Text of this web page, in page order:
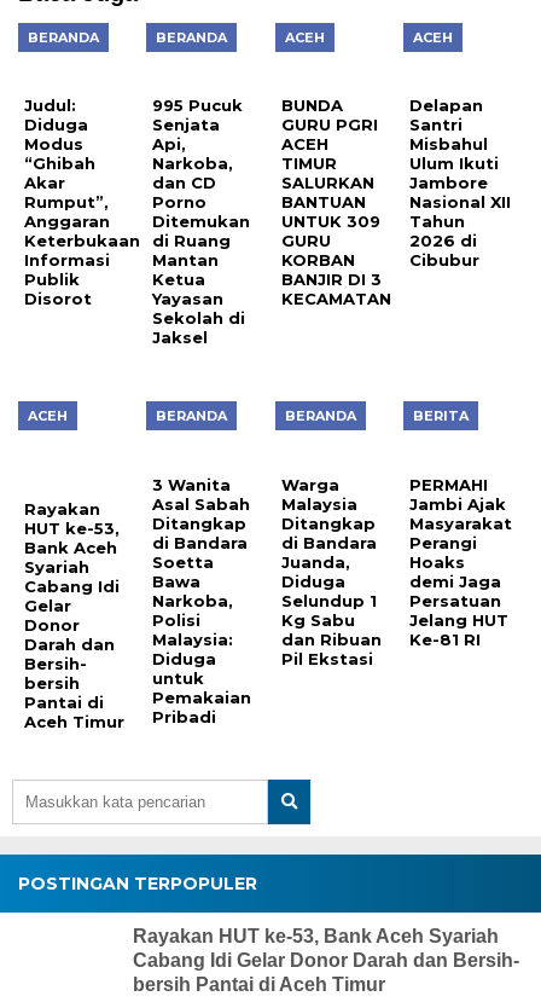
BERANDA
Judul:
Diduga
Modus
“Ghibah
Akar
Rumput”,
Anggaran
Keterbukaan
Informasi
Publik
Disorot
BERANDA
995 Pucuk
Senjata
Api,
Narkoba,
dan CD
Porno
Ditemukan
di Ruang
Mantan
Ketua
Yayasan
Sekolah di
Jaksel
ACEH
BUNDA
GURU PGRI
ACEH
TIMUR
SALURKAN
BANTUAN
UNTUK 309
GURU
KORBAN
BANJIR DI 3
KECAMATAN
ACEH
Delapan
Santri
Misbahul
Ulum Ikuti
Jambore
Nasional XII
Tahun
2026 di
Cibubur
ACEH
Rayakan
HUT ke-53,
Bank Aceh
Syariah
Cabang Idi
Gelar
Donor
Darah dan
Bersih-
bersih
Pantai di
Aceh Timur
BERANDA
3 Wanita
Asal Sabah
Ditangkap
di Bandara
Soetta
Bawa
Narkoba,
Polisi
Malaysia:
Diduga
untuk
Pemakaian
Pribadi
BERANDA
Warga
Malaysia
Ditangkap
di Bandara
Juanda,
Diduga
Selundup 1
Kg Sabu
dan Ribuan
Pil Ekstasi
BERITA
PERMAHI
Jambi Ajak
Masyarakat
Perangi
Hoaks
demi Jaga
Persatuan
Jelang HUT
Ke-81 RI
POSTINGAN TERPOPULER
Rayakan HUT ke-53, Bank Aceh Syariah
Cabang Idi Gelar Donor Darah dan Bersih-
bersih Pantai di Aceh Timur